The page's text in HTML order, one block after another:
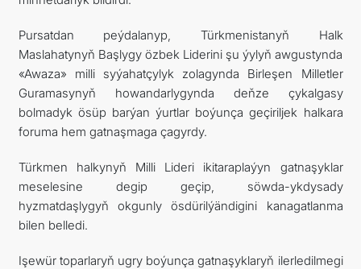
Pursatdan peýdalanyp, Türkmenistanyň Halk
Maslahatynyň Başlygy özbek Liderini şu ýylyň awgustynda
«Awaza» milli syýahatçylyk zolagynda Birleşen Milletler
Guramasynyň howandarlygynda deňze çykalgasy
bolmadyk ösüp barýan ýurtlar boýunça geçiriljek halkara
foruma hem gatnaşmaga çagyrdy.
Türkmen halkynyň Milli Lideri ikitaraplaýyn gatnaşyklar
meselesine degip geçip, söwda-ykdysady
hyzmatdaşlygyň okgunly ösdürilýändigini kanagatlanma
bilen belledi.
Işewür toparlaryň ugry boýunça gatnaşyklaryň ilerledilmegi